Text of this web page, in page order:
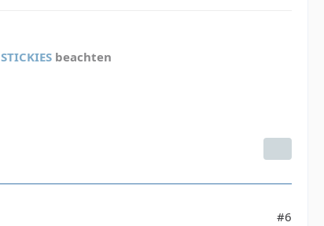
STICKIES beachten
#6